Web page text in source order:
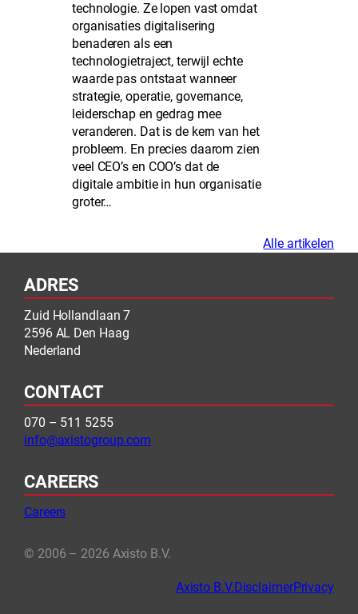
technologie. Ze lopen vast omdat
organisaties digitalisering
benaderen als een
technologietraject, terwijl echte
waarde pas ontstaat wanneer
strategie, operatie, governance,
leiderschap en gedrag mee
veranderen. Dat is de kern van het
probleem. En precies daarom zien
veel CEO’s en COO’s dat de
digitale ambitie in hun organisatie
groter…
Alle artikelen
ADRES
Zuid Hollandlaan 7
2596 AL Den Haag
Nederland
CONTACT
070 – 511 5255
info@axistogroup.com
CAREERS
Careers
© 2006 – 2026 Axisto B.V.
Axisto B.V.DisclaimerPrivacy